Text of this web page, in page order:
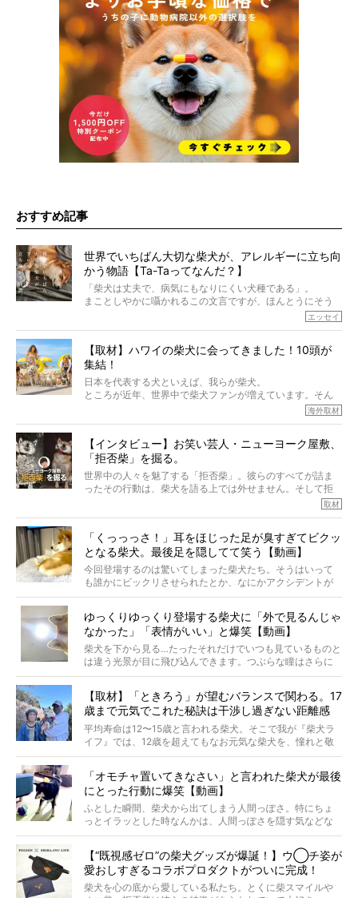
おすすめ記事
世界でいちばん大切な柴犬が、アレルギーに立ち向
かう物語【Ta-Taってなんだ？】
「柴犬は丈夫で、病気にもなりにくい犬種である」。
まことしやかに囁かれるこの文言ですが、ほんとうにそう
でも、いざそれぞれの個体を見ていくと、丈夫で病気にも
なりにくい、とは言えないような気もするのです。
実際に「病気にならない」などということはないし、飼い
主はそのためにやるべきことがある。
今回は、柴犬に関わる方たちすべてに読んで欲しい、ある
語でした。
※画像はすべてイメージです
※この記事は個人の感想であり、効果・効能を示すものではありません
エッセイ
【取材】ハワイの柴犬に会ってきました！10頭が
集結！
日本を代表する犬といえば、我らが柴犬。
ところが近年、世界中で柴犬ファンが増えています。そん
な中「柴犬ライフ」が目をつけたのは、南の楽園ハワイ。
そんな噂を聞きつけ、今回はハワイの柴犬たちを取材して
きました！
海外取材
【インタビュー】お笑い芸人・ニューヨーク屋敷、
「拒否柴」を掘る。
世界中の人々を魅了する「拒否柴」。彼らのすべてが詰ま
ったその行動は、柴犬を語る上では外せません。そして拒
否柴がここまで話題になるのは、“映える”ことも理由のひと
がるのでしょうか。
最近版画製作を始めた、お笑いコンビ「ニューヨーク」の
屋敷裕政さんに、拒否柴を掘っていただきました！ イン
タビューと合わせてご覧ください。
取材
「くっっっさ！」耳をほじった足が臭すぎてビクッ
となる柴犬。最後足を隠してて笑う【動画】
今回登場するのは驚いてしまった柴犬たち。そうはいって
も誰かにビックリさせられたとか、なにかアクシデントが
起きたとか、そういうことが原因ではありません。全ての
ゆっくりゆっくり登場する柴犬に「外で見るんじゃ
なかった」「表情がいい」と爆笑【動画】
柴犬を下から見る…たったそれだけでいつも見ているものと
は違う光景が目に飛び込んできます。つぶらな瞳はさらに
つぶらに見え、モフモフのお顔はさらにモフモフに見えま
【取材】「ときろう」が望むバランスで関わる。17
歳まで元気でこれた秘訣は干渉し過ぎない距離感
#38ときろう
平均寿命は12〜15歳と言われる柴犬。そこで我が『柴犬ラ
イフ』では、12歳を超えてもなお元気な柴犬を、憧れと敬
意を込めて“レジェンド柴”と呼んでいます。 この特集で
ォーカスし、その元気の秘訣や、老犬と暮らすうえで大切
だと思うことを、オーナーさんに語っていただきます。今
回登場してくれたのは、17歳のときろうくん。小さい頃か
ら食が細かったため、何でも食べさせてきたということで
「オモチャ置いてきなさい」と言われた柴犬が最後
にとった行動に爆笑【動画】
ふとした瞬間、柴犬から出てしまう人間っぽさ。特にちょ
っとイラッとした時なんかは、人間っぽさを隠す気などな
いように見えます。もしかして本当の本当は、中身は人間
【“既視感ゼロ”の柴犬グッズが爆誕！】ウ◯チ姿が
愛おしすぎるコラボプロダクトがついに完成！
柴犬を心の底から愛している私たち。とくに柴スマイルや